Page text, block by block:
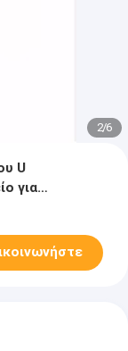
2/6
U
για